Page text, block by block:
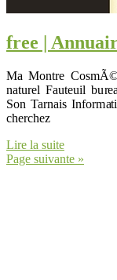
free |
Ma Montre
naturel Fauteuil
Son Tarnais
cherchez
Lire la suite
Page suivante »